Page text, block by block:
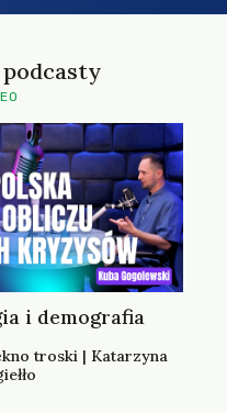
i demografia
troski | Katarzyna